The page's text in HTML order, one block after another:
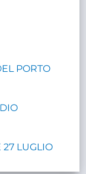
PORTO
27 LUGLIO